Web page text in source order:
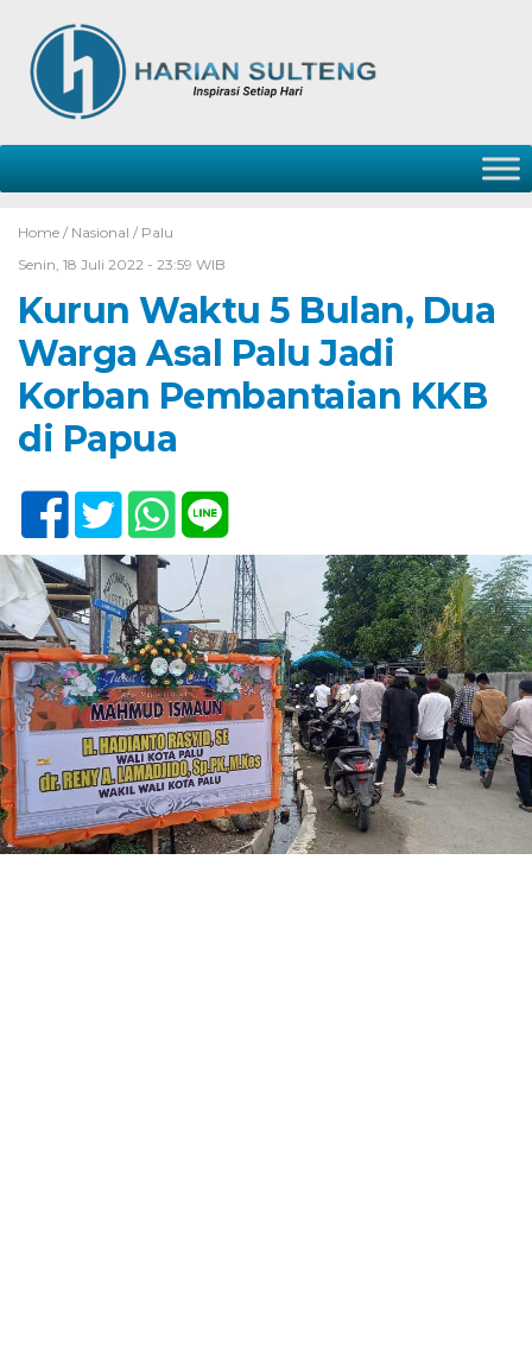
Home / Nasional / Palu
Senin, 18 Juli 2022 - 23:59 WIB
Kurun Waktu 5 Bulan, Dua
Warga Asal Palu Jadi
Korban Pembantaian KKB
di Papua